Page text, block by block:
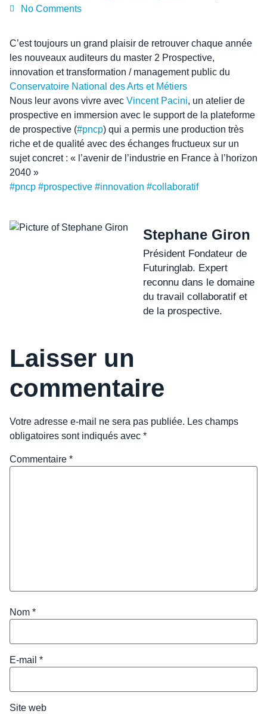
No Comments
C’est toujours un grand plaisir de retrouver chaque année
les nouveaux auditeurs du master 2 Prospective,
innovation et transformation / management public du
Conservatoire National des Arts et Métiers
Nous leur avons vivre avec Vincent Pacini, un atelier de
prospective en immersion avec le support de la plateforme
de prospective (#pncp) qui a permis une production très
riche et de qualité avec des échanges fructueux sur un
sujet concret : « l’avenir de l’industrie en France à l’horizon
2040 »
#pncp #prospective #innovation #collaboratif
Stephane Giron
Président Fondateur de
Futuringlab. Expert
reconnu dans le domaine
du travail collaboratif et
de la prospective.
Laisser un
commentaire
Votre adresse e-mail ne sera pas publiée. Les champs
obligatoires sont indiqués avec *
Commentaire *
Nom *
E-mail *
Site web